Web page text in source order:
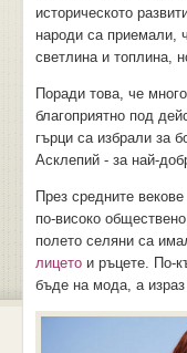
историческото
народи са приемали,
светлина и топлина,
Поради това, че
благоприятно под
гърци са избрали за
Асклепий - за най-
През средните
по-високо
полето селяни са
лицетои ръцете. По-
бъде на мода, а